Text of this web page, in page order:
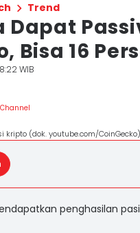
Trend
Dapat
Bisa 16
WIB
Channel
(dok. youtube.com/CoinGecko)
penghasilan